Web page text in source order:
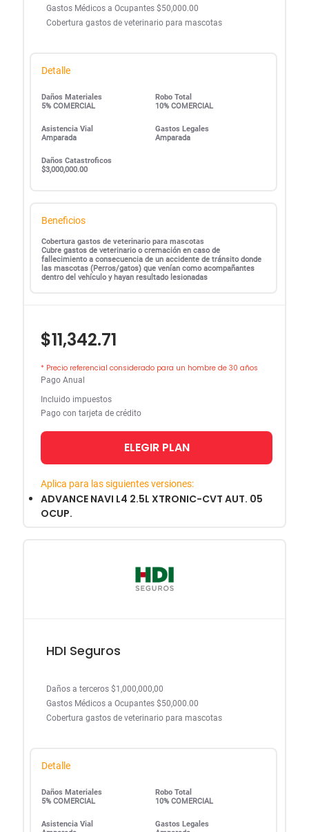
Gastos Médicos a Ocupantes $50,000.00
Cobertura gastos de veterinario para mascotas
Detalle
Daños Materiales
5% COMERCIAL
Robo Total
10% COMERCIAL
Asistencia Vial
Amparada
Gastos Legales
Amparada
Daños Catastroficos
$3,000,000.00
Beneficios
Cobertura gastos de veterinario para mascotas
Cubre gastos de veterinario o cremación en caso de
fallecimiento a consecuencia de un accidente de tránsito donde
las mascotas (Perros/gatos) que venían como acompañantes
dentro del vehículo y hayan resultado lesionadas
$11,342.71
* Precio referencial considerado para un hombre de 30 años
Pago Anual
Incluido impuestos
Pago con tarjeta de crédito
ELEGIR PLAN
Aplica para las siguientes versiones:
ADVANCE NAVI L4 2.5L XTRONIC-CVT AUT. 05
OCUP.
HDI Seguros
Daños a terceros $1,000,000,00
Gastos Médicos a Ocupantes $50,000.00
Cobertura gastos de veterinario para mascotas
Detalle
Daños Materiales
5% COMERCIAL
Robo Total
10% COMERCIAL
Asistencia Vial
Gastos Legales